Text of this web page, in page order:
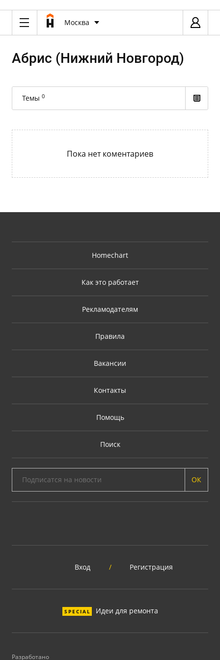
Москва
Абрис (Нижний Новгород)
Темы 0
Пока нет коментариев
Homechart
Как это работает
Рекламодателям
Правила
Вакансии
Контакты
Помощь
Поиск
ОК
Вход / Регистрация
SPECIAL Идеи для ремонта
Разработано